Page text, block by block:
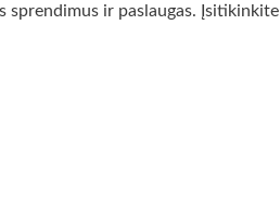
ir paslaugas.